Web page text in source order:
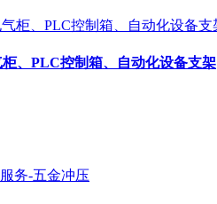
、PLC控制箱、自动化设备支架